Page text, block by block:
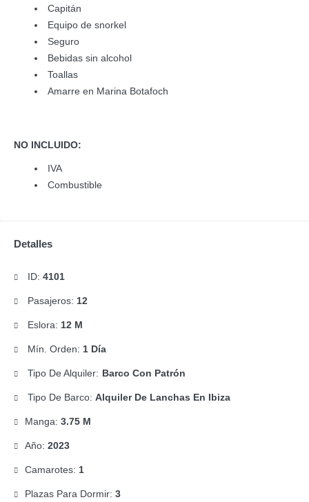
Capitán
Equipo de snorkel
Seguro
Bebidas sin alcohol
Toallas
Amarre en Marina Botafoch
NO INCLUIDO:
IVA
Combustible
Detalles
ID: 4101
Pasajeros: 12
Eslora: 12 M
Mín. Orden: 1 Día
Tipo De Alquiler: Barco Con Patrón
Tipo De Barco: Alquiler De Lanchas En Ibiza
Manga: 3.75 M
Año: 2023
Camarotes: 1
Plazas Para Dormir: 3